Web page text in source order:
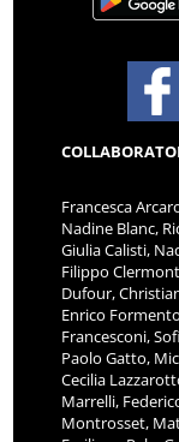
Francesca
Nadine Blanc,
Giulia Calisti,
Filippo
Dufour,
Enrico
Francesconi,
Paolo Gatto,
Cecilia
Marrelli,
Montrosset,